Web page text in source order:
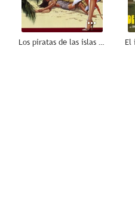
Los piratas de las islas salvajes